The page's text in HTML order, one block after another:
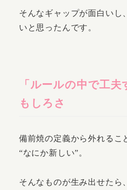
そんなギャップが面白いし
いと思ったんです。
「ルールの中で工
もしろさ
備前焼の定義から外れるこ
“なにか新しい”。
そんなものが生み出せたら